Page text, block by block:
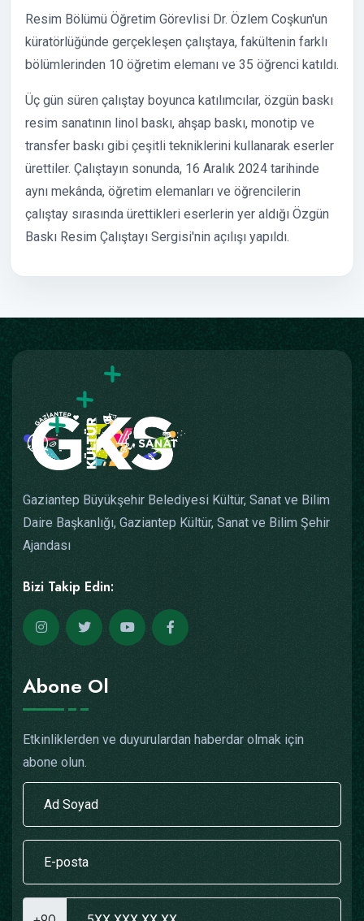
Resim Bölümü Öğretim Görevlisi Dr. Özlem Coşkun'un
küratörlüğünde gerçekleşen çalıştaya, fakültenin farklı
bölümlerinden 10 öğretim elemanı ve 35 öğrenci katıldı.
Üç gün süren çalıştay boyunca katılımcılar, özgün baskı
resim sanatının linol baskı, ahşap baskı, monotip ve
transfer baskı gibi çeşitli tekniklerini kullanarak eserler
ürettiler. Çalıştayın sonunda, 16 Aralık 2024 tarihinde
aynı mekânda, öğretim elemanları ve öğrencilerin
çalıştay sırasında ürettikleri eserlerin yer aldığı Özgün
Baskı Resim Çalıştayı Sergisi'nin açılışı yapıldı.
Gaziantep Büyükşehir Belediyesi Kültür, Sanat ve Bilim
Daire Başkanlığı, Gaziantep Kültür, Sanat ve Bilim Şehir
Ajandası
Bizi Takip Edin:
Abone Ol
Etkinliklerden ve duyurulardan haberdar olmak için
abone olun.